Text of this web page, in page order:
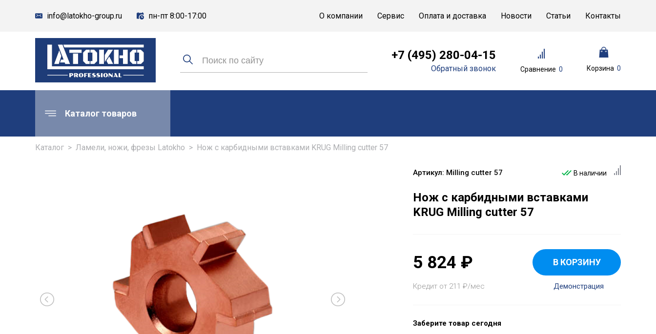
info@latokho-group.ru пн-пт 8:00-17:00 О компании Сервис Оплата и доставка Новости Статьи Контакты
+7 (495) 280-04-15
Обратный звонок Сравнение 0 Корзина 0
Каталог товаров
Каталог > Ламели, ножи, фрезы Latokho > Нож с карбидными вставками KRUG Milling cutter 57
Артикул: Milling cutter 57 В наличии
Нож с карбидными вставками
KRUG Milling cutter 57
5 824 ₽ В КОРЗИНУ
Кредит от 211 ₽/мес Демонстрация
Заберите товар сегодня